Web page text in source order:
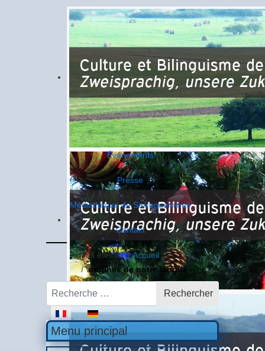
Événements
Presse
Médiathèque de Sarreguemines
Contact
Vous êtes ici :Accueil
origines de notre langue
Rechercher
Rechercher
Sélectionnez votre langue
Menu principal